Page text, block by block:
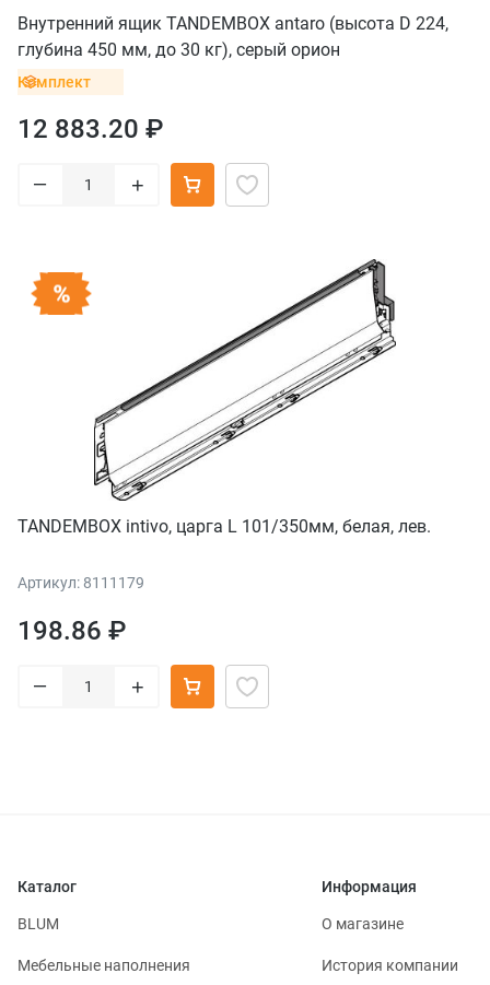
Внутренний ящик TANDEMBOX antaro (высота D 224,
глубина 450 мм, до 30 кг), серый орион
Комплект
12 883.20 ₽
– +
TANDEMBOX intivo, царга L 101/350мм, белая, лев.
Артикул: 8111179
198.86 ₽
– +
Каталог
BLUM
Мебельные наполнения
Информация
О магазине
История компании